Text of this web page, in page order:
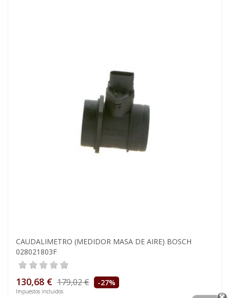
CAUDALIMETRO (MEDIDOR MASA DE AIRE) BOSCH
028021803F
130,68 € 179,02 € -27%
Impuestos incluidos